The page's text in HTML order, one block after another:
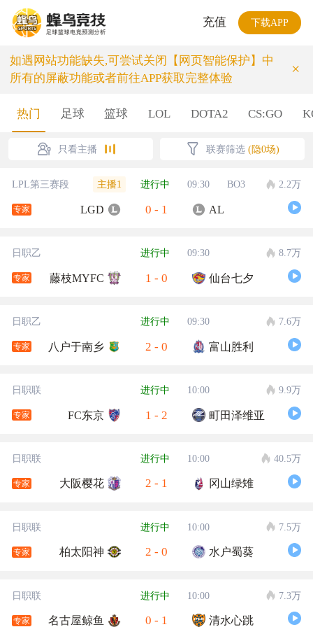
充值 下载APP
如遇网站功能缺失,可尝试关闭【网页智能保护】中
所有的屏蔽功能或者前往APP获取完整体验
×
热门 足球 篮球 LOL DOTA2 CS:GO
只看主播 联赛筛选 (隐0场)
LPL第三赛段 主播1 进行中 09:30 BO3 2.2万
专家 LGD 0 - 1 AL
日职乙 进行中 09:30 8.7万
专家 藤枝MYFC 1 - 0 仙台七夕
日职乙 进行中 09:30 7.6万
专家 八户于南乡 2 - 0 富山胜利
日职联 进行中 10:00 9.9万
专家 FC东京 1 - 2 町田泽维亚
日职联 进行中 10:00 40.5万
专家 大阪樱花 2 - 1 冈山绿雉
日职联 进行中 10:00 7.5万
专家 柏太阳神 2 - 0 水户蜀葵
日职联 进行中 10:00 7.3万
专家 名古屋鲸鱼 0 - 1 清水心跳